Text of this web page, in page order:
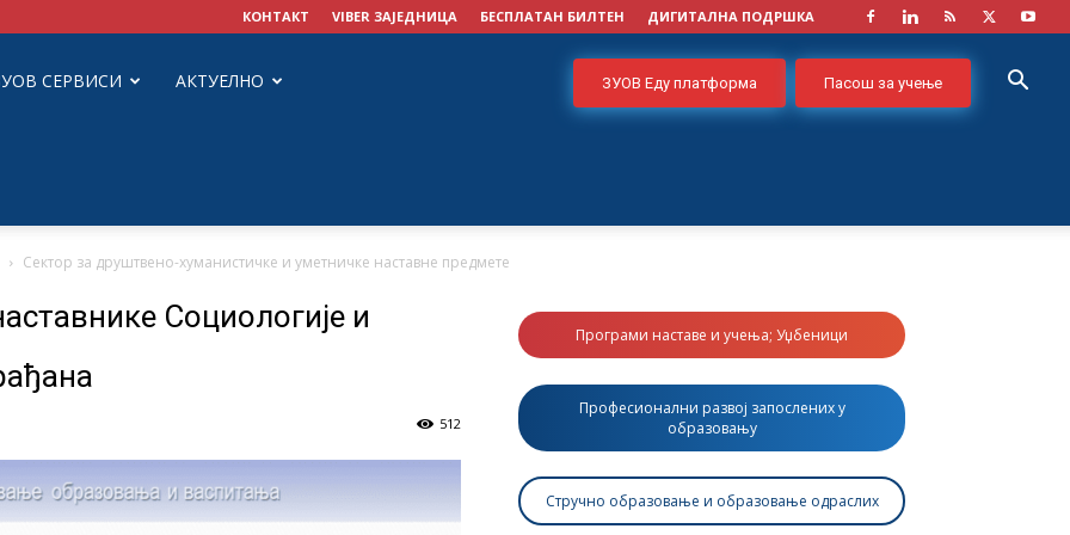
КОНТАКТ VIBER ЗАЈЕДНИЦА БЕСПЛАТАН БИЛТЕН ДИГИТАЛНА ПОДРШКА
ЗУОВ Еду платформа Пасош за учење
СЕРВИСИ АКТУЕЛНО
Сектор за друштвено-хуманистичке и уметничке наставне предмете
Социологије и
512
Програми наставе и учења; Уџбеници
Професионални развој запослених у
образовању
Стручно образовање и образовање одраслих